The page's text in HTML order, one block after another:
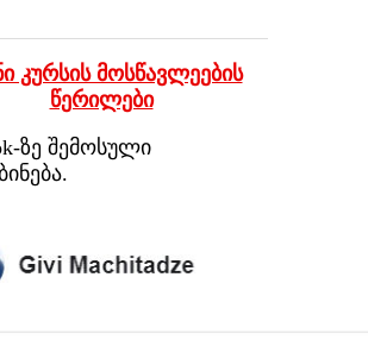
კურსის მოსწავლეების
წერილები
ზე შემოსული